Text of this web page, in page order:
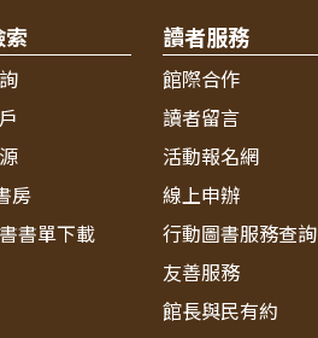
索
房
書單下載
讀者服務
館際合作
讀者留言
活動報名網
線上申辦
行動圖書服務查詢
友善服務
館長與民有約